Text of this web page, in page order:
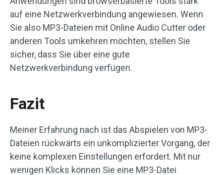
auf eine Netzwerkverbindung angewiesen. Wenn
Sie also MP3-Dateien mit Online Audio Cutter oder
anderen Tools umkehren möchten, stellen Sie
sicher, dass Sie über eine gute
Netzwerkverbindung verfügen.
Fazit
Meiner Erfahrung nach ist das Abspielen von MP3-
Dateien rückwärts ein unkomplizierter Vorgang, der
keine komplexen Einstellungen erfordert. Mit nur
wenigen Klicks können Sie eine MP3-Datei